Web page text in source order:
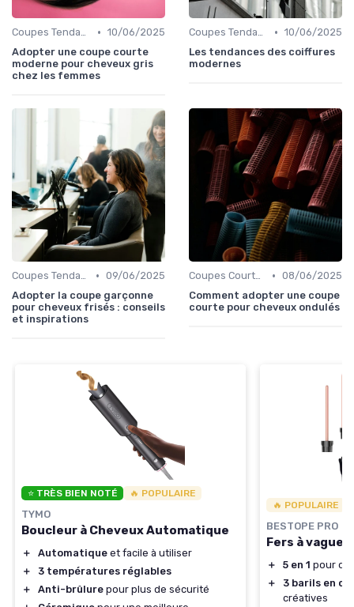
Coupes Tendance et Modernes • 10/06/2025
Adopter une coupe courte
moderne pour cheveux gris
chez les femmes
Coupes Tendance et Modernes • 10/06/2025
Les tendances des coiffures
modernes
Coupes Tendance et Modernes • 09/06/2025
Adopter la coupe garçonne
pour cheveux frisés : conseils
et inspirations
Coupes Courtes • 08/06/2025
Comment adopter une coupe
courte pour cheveux ondulés
⭐ TRÈS BIEN NOTÉ 🔥 POPULAIRE
TYMO
Boucleur à Cheveux Automatique
＋ Automatique et facile à utiliser
＋
3 températures réglables
＋
Anti-brûlure pour plus de sécurité
🔥 POPULAIRE
BESTOPE PRO
Fers à vagues
＋ 5 en 1 pour
＋
3 barils en
créatives